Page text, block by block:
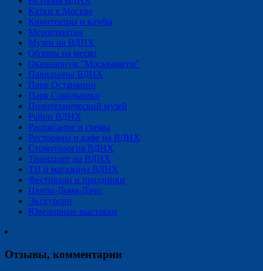
Катки в Москве
Кинотеатры и клубы
Мероприятия
Музеи на ВДНХ
Обзоры на месяц
Океанариум "Москвариум"
Павильоны ВДНХ
Парк Останкино
Парк Сокольники
Политехнический музей
Район ВДНХ
Расписание и схемы
Рестораны и кафе на ВДНХ
Стоматология ВДНХ
Транспорт на ВДНХ
ТЦ и магазины ВДНХ
Фестивали и праздники
Цветы-Дома-Дачи
Экскурсии
Ювелирные выставки
Отзывы, комментарии